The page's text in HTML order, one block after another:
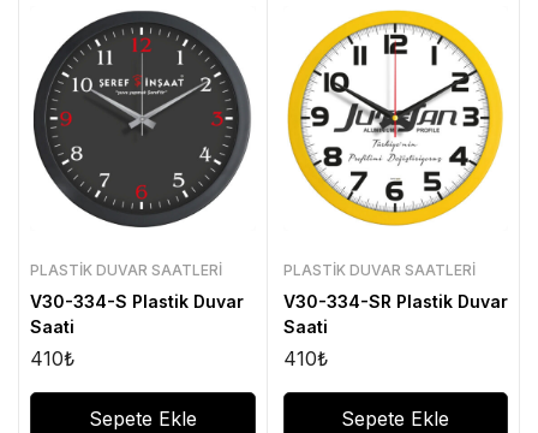
PLASTIK DUVAR SAATLERI
V30-334-S Plastik Duvar
Saati
410₺
Sepete Ekle
PLASTIK DUVAR SAATLERI
V30-334-SR Plastik Duvar
Saati
410₺
Sepete Ekle